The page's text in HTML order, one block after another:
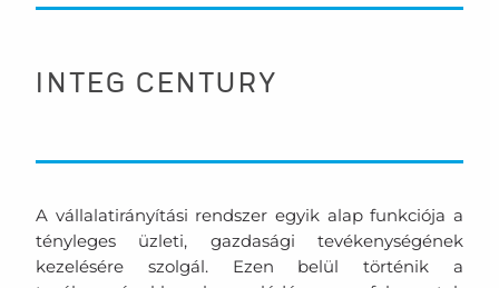
INTEG CENTURY
A vállalatirányítási rendszer egyik alap funkciója a
tényleges üzleti, gazdasági tevékenységének
kezelésére szolgál. Ezen belül történik a